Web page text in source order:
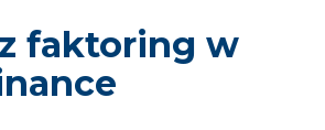
faktoring w